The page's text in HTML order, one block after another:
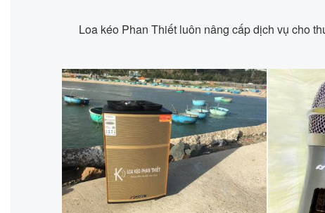
Loa kéo Phan Thiết luôn nâng cấp dịch vụ cho